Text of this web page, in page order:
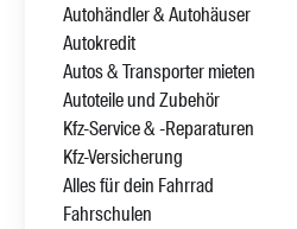
Autohändler & Autohäuser
Autokredit
Autos & Transporter mieten
Autoteile und Zubehör
Kfz-Service & -Reparaturen
Kfz-Versicherung
Alles für dein Fahrrad
Fahrschulen